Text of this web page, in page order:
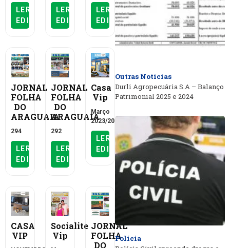
LER
EDIÇÃO
LER
EDIÇÃO
LER
EDIÇÃO
JORNAL
FOLHA
DO
ARAGUAIA
294
LER
EDIÇÃO
JORNAL
FOLHA
DO
ARAGUAIA
292
LER
EDIÇÃO
Casa
Vip
Março
2023/2024
LER
EDIÇÃO
CASA
VIP
Socialite
Vip
JORNAL
FOLHA
DO
Outras Notícias
Durli Agropecuária S.A – Balanço
Patrimonial 2025 e 2024
Polícia